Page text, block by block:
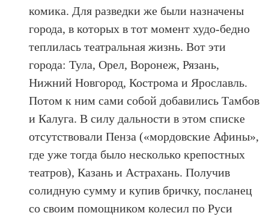
комика. Для разведки же были назначены
города, в которых в тот момент худо-бедно
теплилась театральная жизнь. Вот эти
города: Тула, Орел, Воронеж, Рязань,
Нижний Новгород, Кострома и Ярославль.
Потом к ним сами собой добавились Тамбов
и Калуга. В силу дальности в этом списке
отсутствовали Пенза («мордовские Афины»,
где уже тогда было несколько крепостных
театров), Казань и Астрахань. Получив
солидную сумму и купив бричку, посланец
со своим помощником колесил по Руси